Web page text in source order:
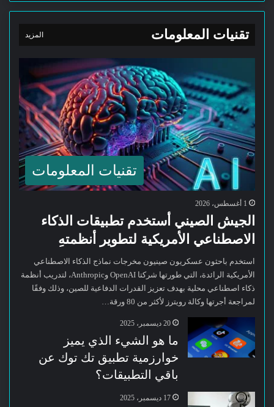
تقنيات المعلومات المزيد
تقنيات المعلومات
1 أغسطس، 2026
الجيش الصيني أستخدم تطبيقات الذكاء
الاصطناعي الأمريكية لتطوير أنظمتهِ
استخدم باحثون عسكريون صينيون مخرجات نماذج الذكاء الاصطناعي
الأمريكية الرائدة، التي طورتها شركتا OpenAI وAnthropic، لتدريب أنظمة
ذكاء اصطناعي محلية بهدف تعزيز القدرات الدفاعية للصين، وذلك وفقًا
لمراجعة أجرتها وكالة رويترز لأكثر من 80 ورقة…
20 ديسمبر، 2025
ما هو الشيء الذي يميز
خوارزمية تطبيق تك توك عن
باقي التطبيقات؟
17 ديسمبر، 2025